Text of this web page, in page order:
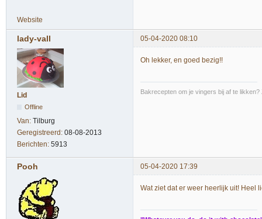
Website
lady-vall 05-04-2020 08:10
Lid
Offline
Van: Tilburg
Geregistreerd: 08-08-2013
Berichten: 5913
Oh lekker, en goed bezig!!
Bakrecepten om je vingers bij af te
Pooh 05-04-2020 17:39
Wat ziet dat er weer heerlijk uit! Heel